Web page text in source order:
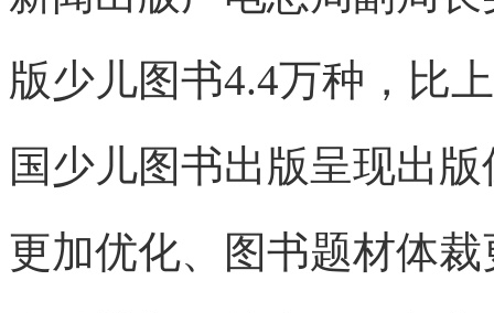
版少儿图书4.4万种，比
国少儿图书出版呈现出
更加优化、图书题材体